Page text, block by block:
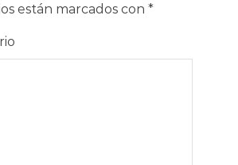
están marcados con *